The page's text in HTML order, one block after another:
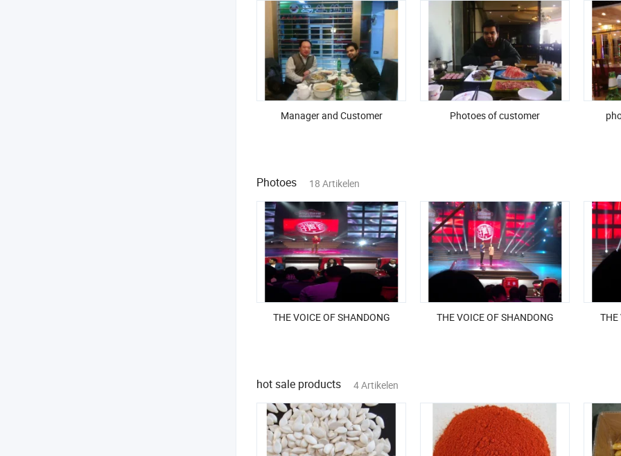
Manager and Customer Photoes of customer
Photoes 18 Artikelen
THE VOICE OF SHANDONG THE VOICE OF SHANDONG THE
hot sale products 4 Artikelen